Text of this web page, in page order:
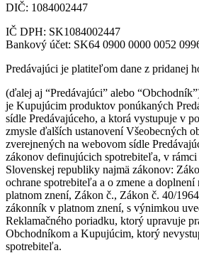
DIČ: 1084002447
IČ DPH: SK1084002447
Bankový účet: SK64 0900 0000 0052
Predávajúci je platiteľom dane z pridanej
(ďalej aj “Predávajúci” alebo
je Kupujúcim produktov ponúkaných
sídle Predávajúceho, a ktorá vystupuje v
zmysle ďalších ustanovení Všeobecných
zverejnených na webovom sídle
zákonov definujúcich spotrebiteľa, v
Slovenskej republiky najmä zákonov:
ochrane spotrebiteľa a o zmene a
platnom znení, Zákon č., Zákon č. 40/
zákonník v platnom znení, s výnimkou
Reklamačného poriadku, ktorý upravuje
Obchodníkom a Kupujúcim, ktorý
spotrebiteľa.